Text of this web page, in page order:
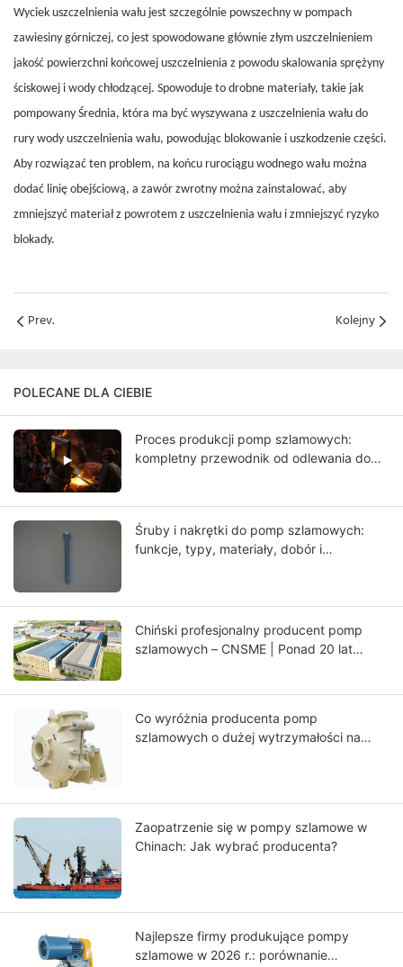
Wyciek uszczelnienia wału jest szczególnie powszechny w pompach
zawiesiny górniczej, co jest spowodowane głównie złym uszczelnieniem
jakość powierzchni końcowej uszczelnienia z powodu skalowania sprężyny
ściskowej i wody chłodzącej. Spowoduje to drobne materiały, takie jak
pompowany Średnia, która ma być wyszywana z uszczelnienia wału do
rury wody uszczelnienia wału, powodując blokowanie i uszkodzenie części.
Aby rozwiązać ten problem, na końcu rurociągu wodnego wału można
dodać linię obejściową, a zawór zwrotny można zainstalować, aby
zmniejszyć materiał z powrotem z uszczelnienia wału i zmniejszyć ryzyko
blokady.
Prev. Kolejny
POLECANE DLA CIEBIE
Proces produkcji pomp szlamowych:
kompletny przewodnik od odlewania do
Śruby i nakrętki do pomp szlamowych:
funkcje, typy, materiały, dobór i
Chiński profesjonalny producent pomp
szlamowych – CNSME | Ponad 20 lat
Co wyróżnia producenta pomp
szlamowych o dużej wytrzymałości na
Zaopatrzenie się w pompy szlamowe w
Chinach: Jak wybrać producenta?
Najlepsze firmy produkujące pompy
szlamowe w 2026 r.: porównanie